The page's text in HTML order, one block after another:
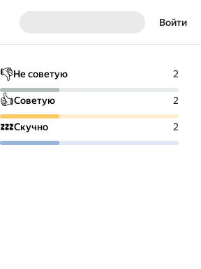
Войти
👎Не советую 2
👍Советую 2
💤Скучно 2